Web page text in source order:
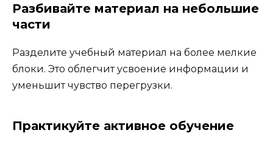
Разбивайте материал на небольшие
части
Разделите учебный материал на более мелкие
блоки. Это облегчит усвоение информации и
уменьшит чувство перегрузки.
Практикуйте активное обучение